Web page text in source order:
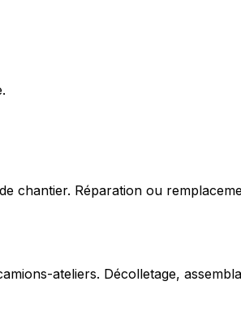
chantier. Réparation ou
ateliers. Décolletage,